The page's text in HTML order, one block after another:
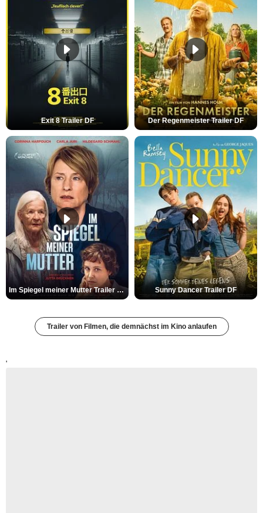
Exit 8 Trailer DF Der Regenmeister Trailer DF
Im Spiegel meiner Mutter Trailer DF Sunny Dancer Trailer DF
Trailer von Filmen, die demnächst im Kino anlaufen
'